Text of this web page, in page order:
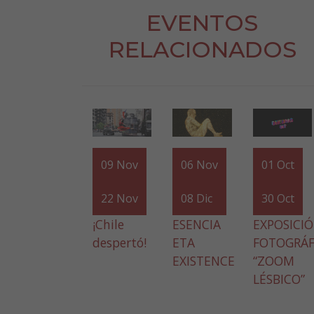
EVENTOS
RELACIONADOS
09 Nov
22 Nov
¡Chile
despertó!
06 Nov
08 Dic
ESENCIA
ETA
EXISTENCE
01 Oct
30 Oct
“ZOOM
LÉSBICO”